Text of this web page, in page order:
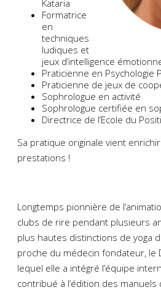
Kataria
Formatrice
en
techniques
ludiques et
jeux d’intelligence
Praticienne en Psychologie
Praticienne de jeux de
Sophrologue en activité
Sophrologue certifiée en
Directrice de l’Ecole du
Sa pratique originale vient
prestations !
Longtemps pionnière de
clubs de rire pendant plusieurs
plus hautes distinctions de yoga
proche du médecin fondateur, le
lequel elle a intégré l’équipe
contribué à l’édition des